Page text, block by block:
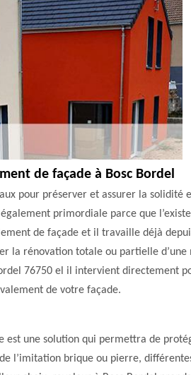
de façade à Bosc Bordel
pour préserver et assurer la
également primordiale parce que
de façade et il travaille déjà
la rénovation totale ou partielle
76750 el il intervient directement
de votre façade.
est une solution qui permettra de
l’imitation brique ou pierre,